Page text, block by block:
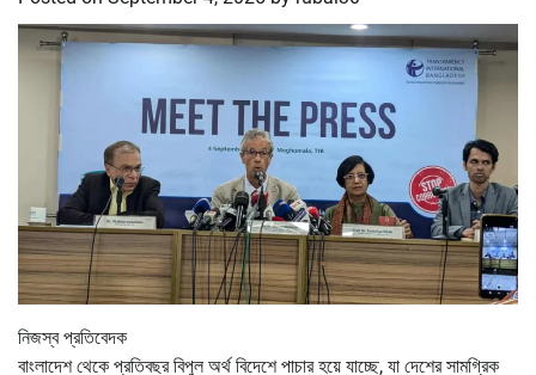
নিজস্ব প্রতিবেদক
বাংলাদেশ থেকে প্রতিবছর বিপুল অর্থ বিদেশে পাচার হয়ে যাচ্ছে, যা দেশের সামগ্রিক